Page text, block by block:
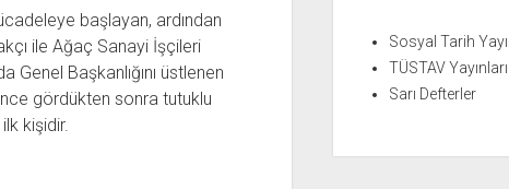
başlayan, ardından
ile Ağaç Sanayi İşçileri
Genel Başkanlığını üstlenen
gördükten sonra tutuklu
kişidir.
Sosyal Tarih
TÜSTAV Yayınları
Sarı Defterler